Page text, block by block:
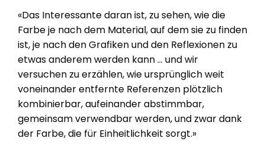
«Das Interessante daran ist, zu sehen, wie die
Farbe je nach dem Material, auf dem sie zu finden
ist, je nach den Grafiken und den Reflexionen zu
etwas anderem werden kann … und wir
versuchen zu erzählen, wie ursprünglich weit
voneinander entfernte Referenzen plötzlich
kombinierbar, aufeinander abstimmbar,
gemeinsam verwendbar werden, und zwar dank
der Farbe, die für Einheitlichkeit sorgt.»